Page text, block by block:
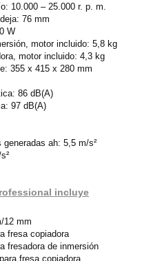
10.000 – 25.000 r. p. m.
76 mm
W
motor incluido: 5,8 kg
motor incluido: 4,3 kg
355 x 415 x 280 mm
86 dB(A)
97 dB(A)
ah: 5,5 m/s²
incluye
12 mm
fresa copiadora
fresadora de inmersión
fresa copiadora